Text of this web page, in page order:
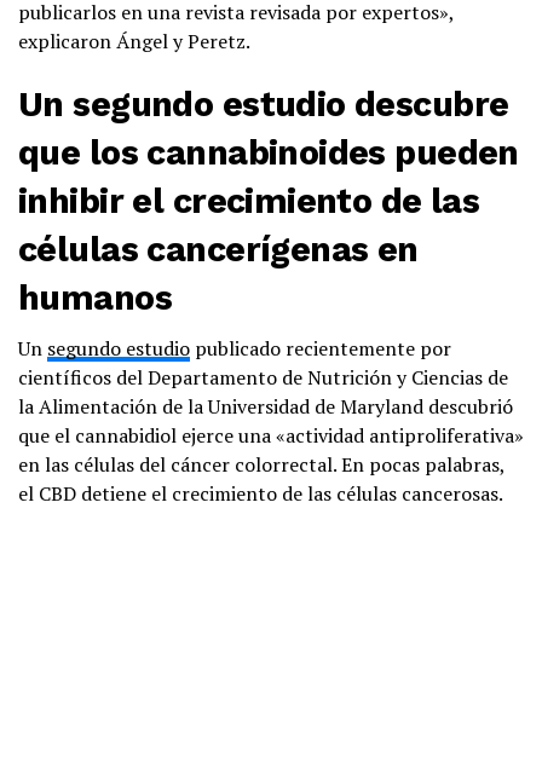
publicarlos en una revista revisada por expertos»,
explicaron Ángel y Peretz.
Un segundo estudio descubre
que los cannabinoides pueden
inhibir el crecimiento de las
células cancerígenas en
humanos
Un segundo estudio publicado recientemente por
científicos del Departamento de Nutrición y Ciencias de
la Alimentación de la Universidad de Maryland descubrió
que el cannabidiol ejerce una «actividad antiproliferativa»
en las células del cáncer colorrectal. En pocas palabras,
el CBD detiene el crecimiento de las células cancerosas.